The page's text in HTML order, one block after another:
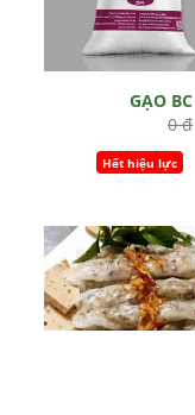
GẠO BC
0 đ
Hết hiệu lực